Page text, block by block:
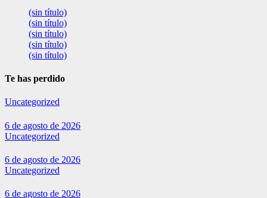
(sin título)
(sin título)
(sin título)
(sin título)
(sin título)
Te has perdido
Uncategorized
6 de agosto de 2026
Uncategorized
6 de agosto de 2026
Uncategorized
6 de agosto de 2026